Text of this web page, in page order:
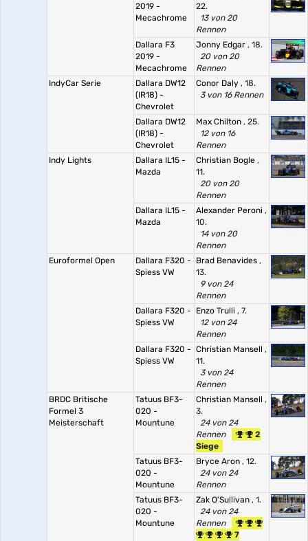
2019 -
Mecachrome
22.
13 von 20
Rennen
Dallara F3
2019 -
Mecachrome
Jonny Edgar , 18.
20 von 20
Rennen
IndyCar Serie
Dallara DW12
(IR18) -
Chevrolet
Conor Daly , 18.
3 von 16 Rennen
Dallara DW12
(IR18) -
Chevrolet
Max Chilton , 25.
12 von 16
Rennen
Indy Lights
Dallara IL15 -
Mazda
Christian Bogle ,
11.
20 von 20
Rennen
Dallara IL15 -
Mazda
Alexander Peroni ,
10.
14 von 20
Rennen
Euroformel Open
Dallara F320 -
Spiess VW
Brad Benavides ,
13.
9 von 24
Rennen
Dallara F320 -
Spiess VW
Enzo Trulli , 7.
12 von 24
Rennen
Dallara F320 -
Spiess VW
Christian Mansell ,
11.
3 von 24
Rennen
BRDC Britische
Formel 3
Meisterschaft
Tatuus BF3-
020 -
Mountune
Christian Mansell ,
3.
24 von 24
Rennen
2
Siege
Tatuus BF3-
020 -
Mountune
Bryce Aron , 12.
24 von 24
Rennen
Tatuus BF3-
020 -
Mountune
Zak O'Sullivan , 1.
24 von 24
Rennen
7